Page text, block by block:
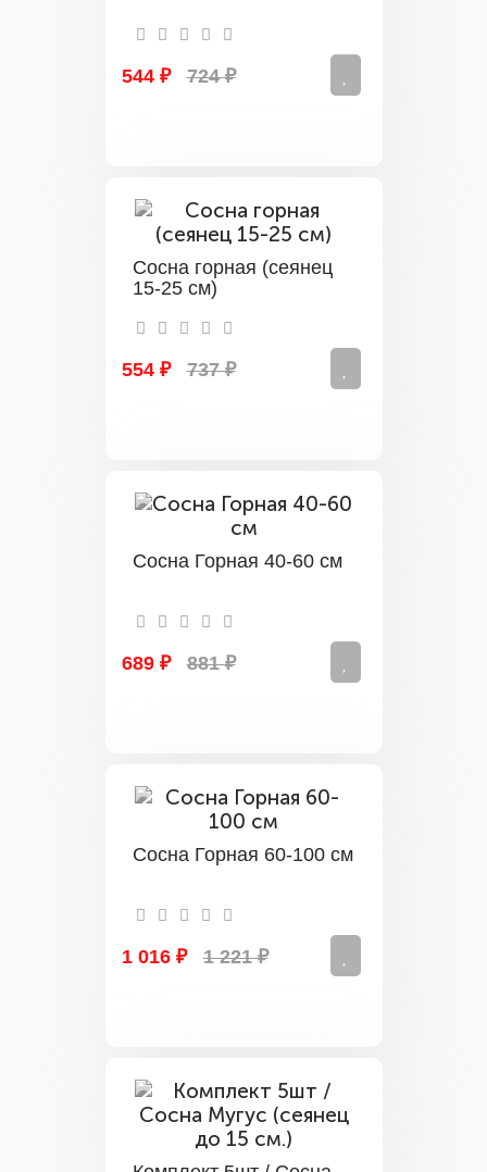
544 ₽ 724 ₽
Сосна горная (сеянец
15-25 см)
554 ₽ 737 ₽
Сосна Горная 40-60 см
689 ₽ 881 ₽
Сосна Горная 60-100 см
1 016 ₽ 1 221 ₽